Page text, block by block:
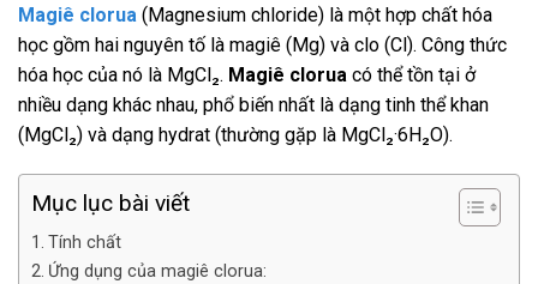
Magiê clorua (Magnesium chloride) là một hợp chất hóa
học gồm hai nguyên tố là magiê (Mg) và clo (Cl). Công thức
hóa học của nó là MgCl₂. Magiê clorua có thể tồn tại ở
nhiều dạng khác nhau, phổ biến nhất là dạng tinh thể khan
(MgCl₂) và dạng hydrat (thường gặp là MgCl₂·6H₂O).
Mục lục bài viết
Tính chất
Ứng dụng của magiê clorua: